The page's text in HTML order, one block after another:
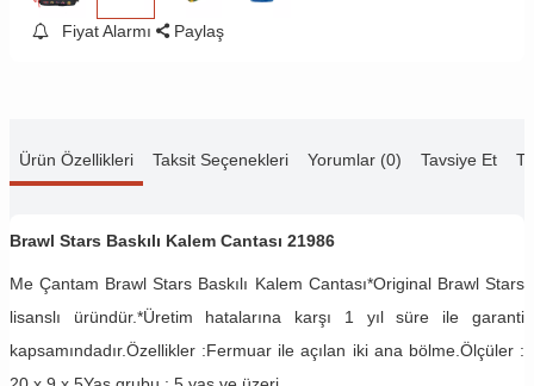
Fiyat Alarmı Paylaş
Ürün Özellikleri Taksit Seçenekleri Yorumlar (0) Tavsiye Et
Brawl Stars Baskılı Kalem Cantası 21986
Me Çantam Brawl Stars Baskılı Kalem Cantası*Original Brawl Stars
lisanslı üründür.*Üretim hatalarına karşı 1 yıl süre ile garanti
kapsamındadır.Özellikler :Fermuar ile açılan iki ana bölme.Ölçüler :